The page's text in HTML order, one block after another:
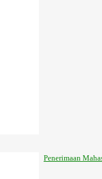
Penerimaan